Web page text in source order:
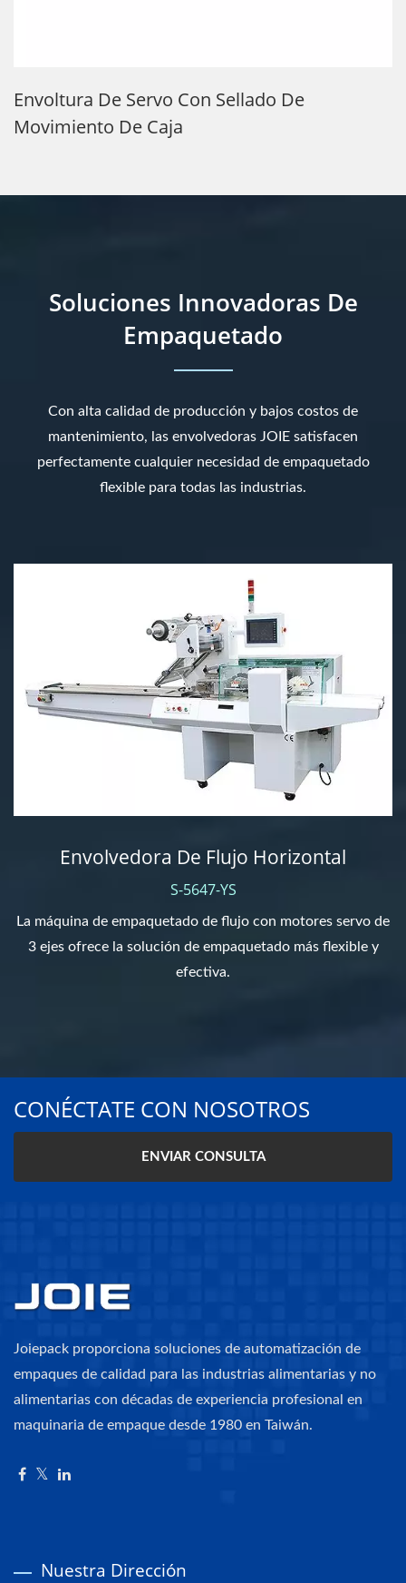
Envoltura De Servo Con Sellado De
Movimiento De Caja
Soluciones Innovadoras De
Empaquetado
Con alta calidad de producción y bajos costos de
mantenimiento, las envolvedoras JOIE satisfacen
perfectamente cualquier necesidad de empaquetado
flexible para todas las industrias.
Envolvedora De Flujo Horizontal
S-5647-YS
La máquina de empaquetado de flujo con motores servo de
3 ejes ofrece la solución de empaquetado más flexible y
efectiva.
CONÉCTATE CON NOSOTROS
ENVIAR CONSULTA
Joiepack proporciona soluciones de automatización de
empaques de calidad para las industrias alimentarias y no
alimentarias con décadas de experiencia profesional en
maquinaria de empaque desde 1980 en Taiwán.
Nuestra Dirección